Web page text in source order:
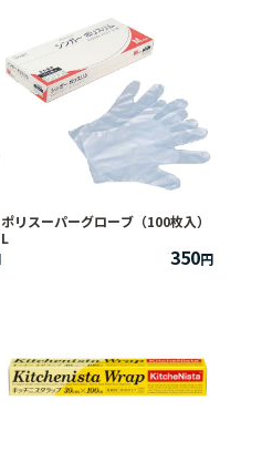
ポリスーパーグローブ（100枚入）
L
350